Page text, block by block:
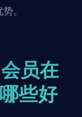
。
员在
些好